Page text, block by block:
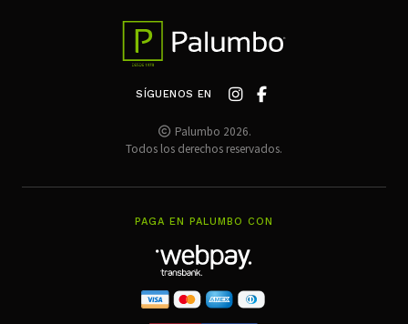
SÍGUENOS EN
Palumbo 2026.
Todos los derechos reservados.
PAGA EN PALUMBO CON